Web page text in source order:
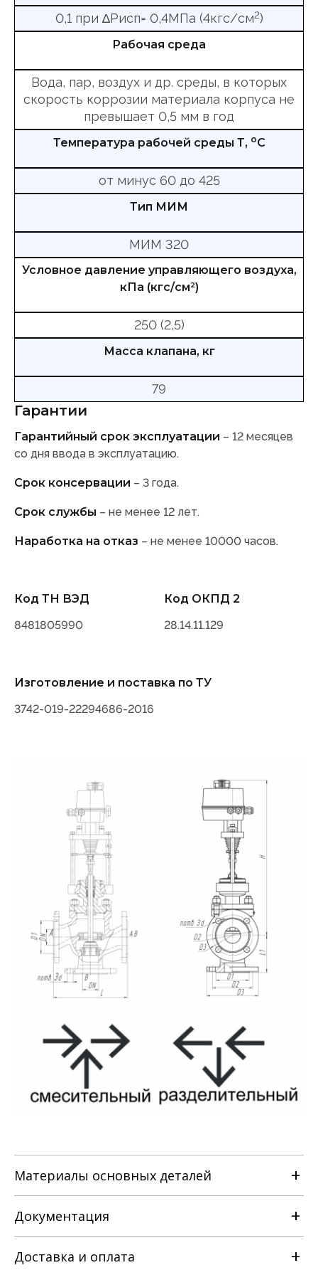
0,1 при ∆Рисп= 0,4МПа (4кгс/см2)
Рабочая среда
Вода, пар, воздух и др. среды, в которых
скорость коррозии материала корпуса не
превышает 0,5 мм в год
Температура рабочей среды Т, оС
от минус 60 до 425
Тип МИМ
МИМ 320
Условное давление управляющего воздуха,
кПа (кгс/см²)
250 (2,5)
Масса клапана, кг
79
Гарантии
Гарантийный срок эксплуатации – 12 месяцев
со дня ввода в эксплуатацию.
Срок консервации – 3 года.
Срок службы – не менее 12 лет.
Наработка на отказ – не менее 10000 часов.
Код ТН ВЭД
8481805990
Код ОКПД 2
28.14.11.129
Изготовление и поставка по ТУ
3742-019-22294686-2016
Материалы основных деталей
Наименование детали
Документация
Доставка и оплата